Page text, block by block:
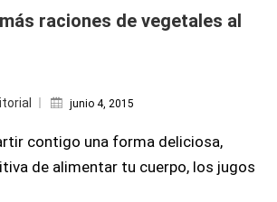
tipo de dieta)
raciones de vegetales al
junio 4, 2015
contigo una forma deliciosa,
de alimentar tu cuerpo, los jugos